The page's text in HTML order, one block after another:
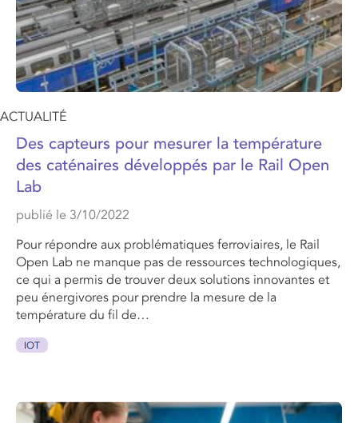
ACTUALITÉ
Des capteurs pour mesurer la température
des caténaires développés par le Rail Open
Lab
publié le 3/10/2022
Pour répondre aux problématiques ferroviaires, le Rail
Open Lab ne manque pas de ressources technologiques,
ce qui a permis de trouver deux solutions innovantes et
peu énergivores pour prendre la mesure de la
température du fil de…
IOT